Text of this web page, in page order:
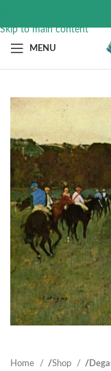
Skip to main content
MENU
Home Shop